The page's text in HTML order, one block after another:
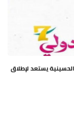
يستعد لإطلاق